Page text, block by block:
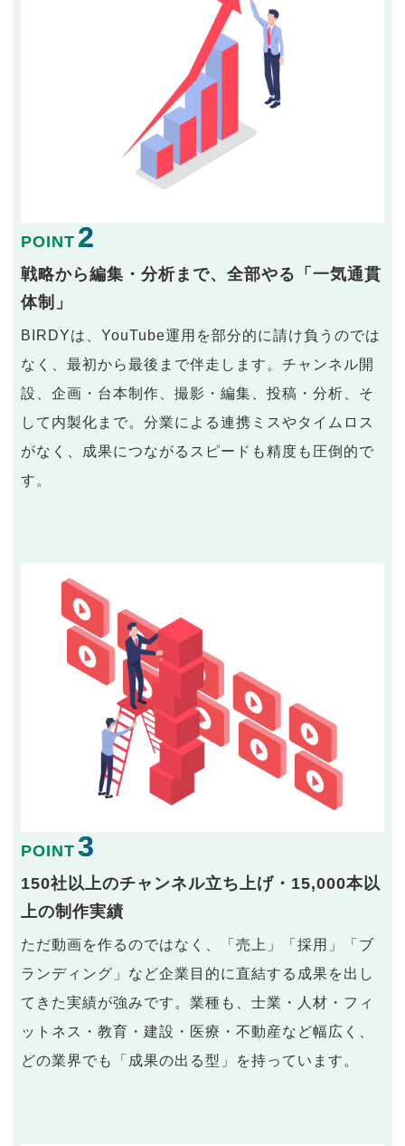
POINT 2
戦略から編集・分析まで、全部やる「一気通貫
体制」
BIRDYは、YouTube運用を部分的に請け負うのでは
なく、最初から最後まで伴走します。チャンネル開
設、企画・台本制作、撮影・編集、投稿・分析、そ
して内製化まで。分業による連携ミスやタイムロス
がなく、成果につながるスピードも精度も圧倒的で
す。
POINT 3
150社以上のチャンネル立ち上げ・15,000本以
上の制作実績
ただ動画を作るのではなく、「売上」「採用」「ブ
ランディング」など企業目的に直結する成果を出し
てきた実績が強みです。業種も、士業・人材・フィ
ットネス・教育・建設・医療・不動産など幅広く、
どの業界でも「成果の出る型」を持っています。